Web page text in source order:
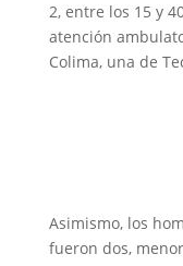
2, entre los 15 y
atención
Colima, una de
Asimismo, los
fueron dos,